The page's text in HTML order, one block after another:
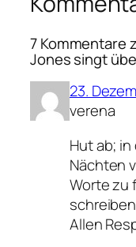
7 Kommentare
Jones singt
23.
verena
Hut ab;
Nächten
Worte zu
Allen